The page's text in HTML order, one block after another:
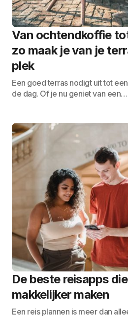
Van ochtendkoffie
zo maak je van je
plek
Een goed terras nodigt uit tot
de dag. Of je nu geniet van een…
De beste reisapps
makkelijker maken
Een reis plannen is meer dan